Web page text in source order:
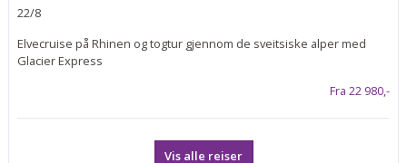
22/8
Elvecruise på Rhinen og togtur gjennom de sveitsiske alper med
Glacier Express
Fra 22 980,-
Vis alle reiser